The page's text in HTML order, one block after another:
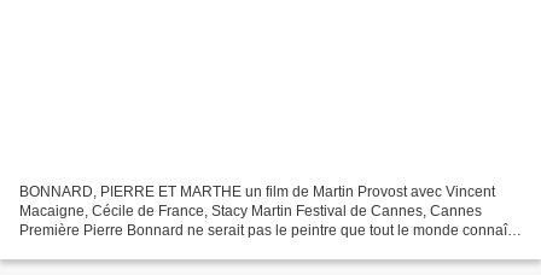
BONNARD, PIERRE ET MARTHE un film de Martin Provost avec Vincent
Macaigne, Cécile de France, Stacy Martin Festival de Cannes, Cannes
Première Pierre Bonnard ne serait pas le peintre que tout le monde connaît